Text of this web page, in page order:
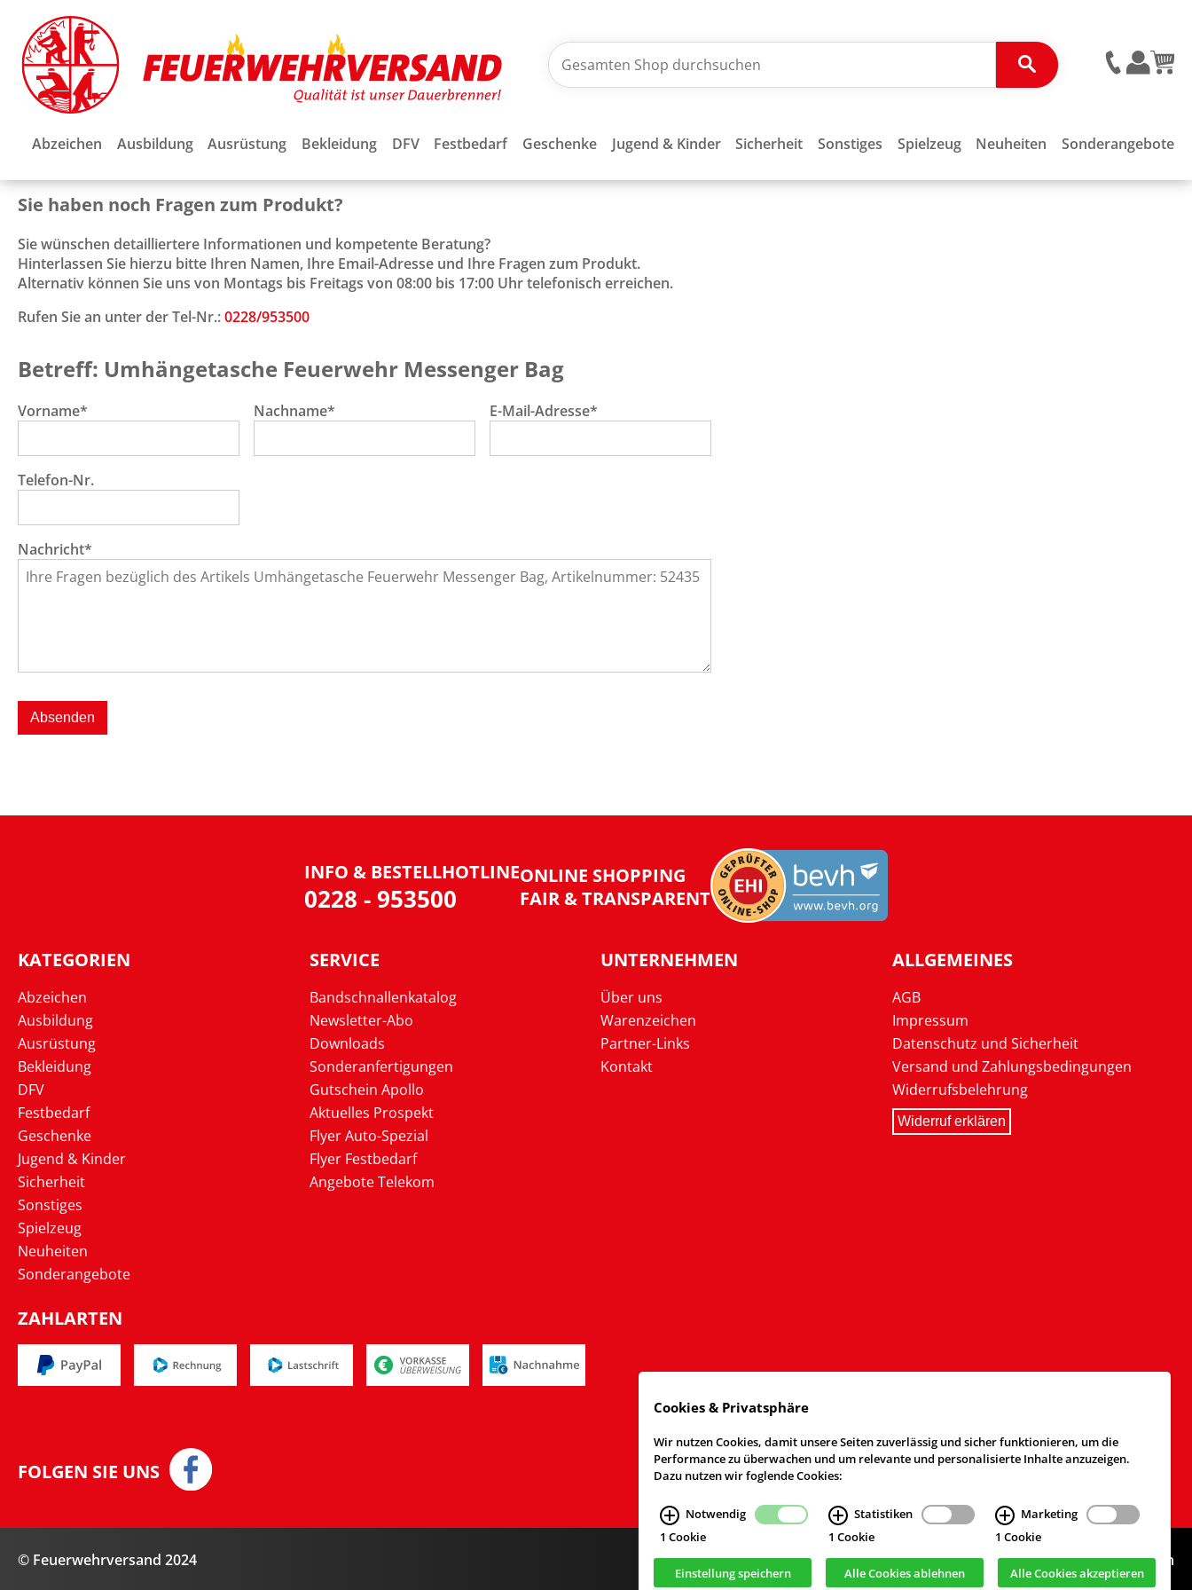
Abzeichen Ausbildung Ausrüstung Bekleidung DFV Festbedarf Geschenke Jugend & Kinder Sicherheit Sonstiges Spielzeug Neuheiten Sonderangebote
Sie haben noch Fragen zum Produkt?
Sie wünschen detailliertere Informationen und kompetente Beratung?
Hinterlassen Sie hierzu bitte Ihren Namen, Ihre Email-Adresse und Ihre Fragen zum Produkt.
Alternativ können Sie uns von Montags bis Freitags von 08:00 bis 17:00 Uhr telefonisch erreichen.
Rufen Sie an unter der Tel-Nr.:0228/953500
Betreff: Umhängetasche Feuerwehr Messenger Bag
Vorname* Nachname* E-Mail-Adresse*
Telefon-Nr.
Nachricht*
Absenden
INFO & BESTELLHOTLINE
0228 - 953500
ONLINE SHOPPING
FAIR & TRANSPARENT
KATEGORIEN
Abzeichen
Ausbildung
Ausrüstung
Bekleidung
DFV
Festbedarf
Geschenke
Jugend & Kinder
Sicherheit
Sonstiges
Spielzeug
Neuheiten
Sonderangebote
SERVICE
Bandschnallenkatalog
Newsletter-Abo
Downloads
Sonderanfertigungen
Gutschein Apollo
Aktuelles Prospekt
Flyer Auto-Spezial
Flyer Festbedarf
Angebote Telekom
UNTERNEHMEN
Über uns
Warenzeichen
Partner-Links
Kontakt
ALLGEMEINES
AGB
Impressum
Datenschutz und Sicherheit
Versand und Zahlungsbedingungen
Widerrufsbelehrung
Widerruf erklären
ZAHLARTEN
FOLGEN SIE UNS
© Feuerwehrversand 2024 Webdesign & Realisierungcekom GmbH, Köln
Cookies & Privatsphäre
Wir nutzen Cookies, damit unsere Seiten zuverlässig und sicher funktionieren, um die
Performance zu überwachen und um relevante und personalisierte Inhalte anzuzeigen.
Dazu nutzen wir foglende Cookies:
Notwendig
1 Cookie
Statistiken
1 Cookie
Marketing
1 Cookie
Einstellung speichern Alle Cookies ablehnen Alle Cookies akzeptieren